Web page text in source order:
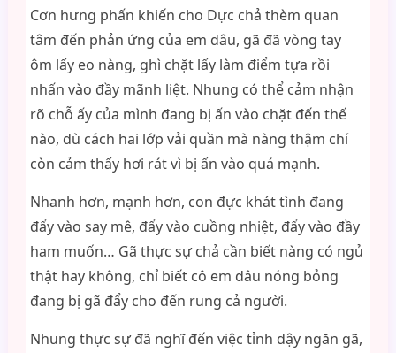
Cơn hưng phấn khiến cho Dực chả thèm quan
tâm đến phản ứng của em dâu, gã đã vòng tay
ôm lấy eo nàng, ghì chặt lấy làm điểm tựa rồi
nhấn vào đầy mãnh liệt. Nhung có thể cảm nhận
rõ chỗ ấy của mình đang bị ấn vào chặt đến thế
nào, dù cách hai lớp vải quần mà nàng thậm chí
còn cảm thấy hơi rát vì bị ấn vào quá mạnh.
Nhanh hơn, mạnh hơn, con đực khát tình đang
đẩy vào say mê, đẩy vào cuồng nhiệt, đẩy vào đầy
ham muốn… Gã thực sự chả cần biết nàng có ngủ
thật hay không, chỉ biết cô em dâu nóng bỏng
đang bị gã đẩy cho đến rung cả người.
Nhung thực sự đã nghĩ đến việc tỉnh dậy ngăn gã,